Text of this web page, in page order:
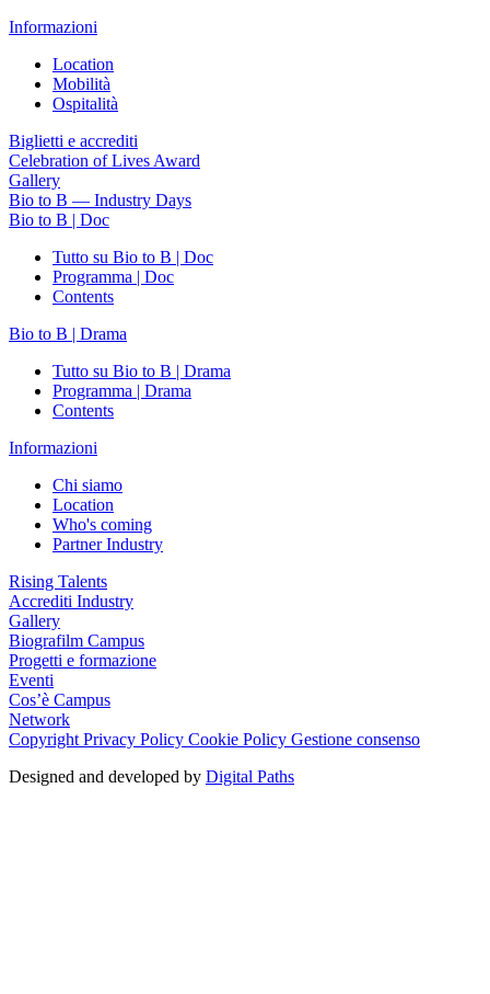
Informazioni
Location
Mobilità
Ospitalità
Biglietti e accrediti
Celebration of Lives Award
Gallery
Bio to B — Industry Days
Bio to B | Doc
Tutto su Bio to B | Doc
Programma | Doc
Contents
Bio to B | Drama
Tutto su Bio to B | Drama
Programma | Drama
Contents
Informazioni
Chi siamo
Location
Who's coming
Partner Industry
Rising Talents
Accrediti Industry
Gallery
Biografilm Campus
Progetti e formazione
Eventi
Cos’è Campus
Network
Copyright Privacy Policy Cookie Policy Gestione consenso
Designed and developed by Digital Paths